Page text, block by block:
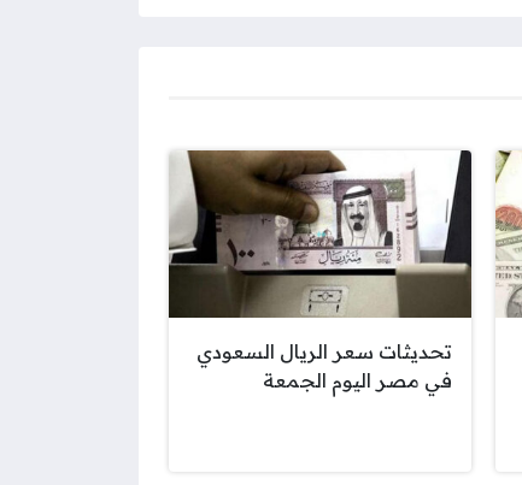
تحديثات سعر الريال السعودي
في مصر اليوم الجمعة